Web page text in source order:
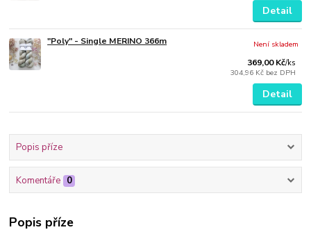
Detail
"Poly" - Single MERINO 366m
369,00 Kč/ks
304,96 Kč bez DPH
Není skladem
Detail
Popis příze
Komentáře 0
Popis příze